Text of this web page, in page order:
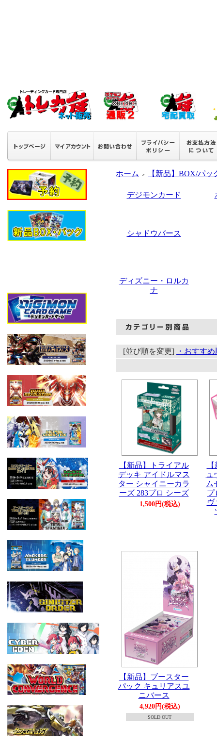
ホーム ＞ 【新品】BOX/パッ
デジモンカード
シャドウバース
ディズニー・ロルカ
ナ
[並び順を変更] ・おすすめ
【新品】トライアル
デッキ アイドルマス
ター シャイニーカラ
ーズ 283プロ シーズ
1,500円(税込)
ュ
ム
プ
ヴ
【新品】ブースター
パック キュリアスユ
ニバース
4,920円(税込)
SOLD OUT